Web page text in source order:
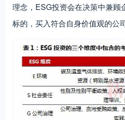
理念，ESG投资会在决策中兼
标的，买入符合自身价值观的公